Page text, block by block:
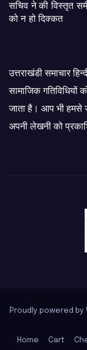
सचिव ने की विस्तृत
को न हो दिक्कत
उत्तराखंडी समाचार
सामाजिक
जाता है। आप भी हमसे
अपनी लेखनी को
Proudly powered by
Home Cart